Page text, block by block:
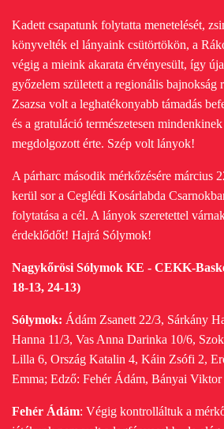
Kadett csapatunk folytatta menetelését,
könyvelték el lányaink csütörtökön, a
végig a mieink akarata érvényesült, így
győzelem született a regionális bajnokság
Zsazsa volt a leghatékonyabb támadás
és a gratuláció természetesen
megdolgozott érte. Szép volt lányok!
A párharc második mérkőzésére március
kerül sor a Ceglédi Kosárlabda
folytatása a cél. A lányok szeretettel
érdeklődőt! Hajrá Sólymok!
Nagykőrösi Sólymok KE - CEKK-
18-13, 24-13)
Sólymok: Ádám Zsanett 22/3, Sárkány
Hanna 11/3, Vas Anna Darinka 10/6,
Lilla 6, Ország Katalin 4, Káin Zsófi 2,
Emma; Edző: Fehér Ádám, Bányai Viktor
Fehér Ádám: Végig kontrolláltuk a